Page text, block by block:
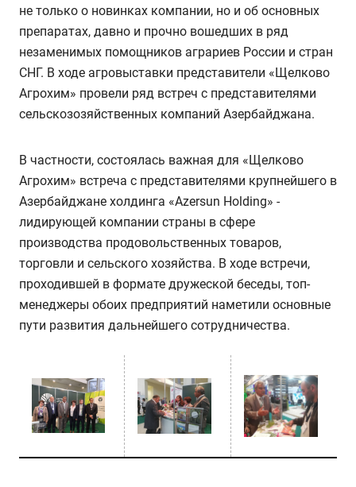
не только о новинках компании, но и об основных
препаратах, давно и прочно вошедших в ряд
незаменимых помощников аграриев России и стран
СНГ. В ходе агровыставки представители «Щелково
Агрохим» провели ряд встреч с представителями
сельскозозяйственных компаний Азербайджана.
В частности, состоялась важная для «Щелково
Агрохим» встреча с представителями крупнейшего в
Азербайджане холдинга «Azersun Holding» -
лидирующей компании страны в сфере
производства продовольственных товаров,
торговли и сельского хозяйства. В ходе встречи,
проходившей в формате дружеской беседы, топ-
менеджеры обоих предприятий наметили основные
пути развития дальнейшего сотрудничества.